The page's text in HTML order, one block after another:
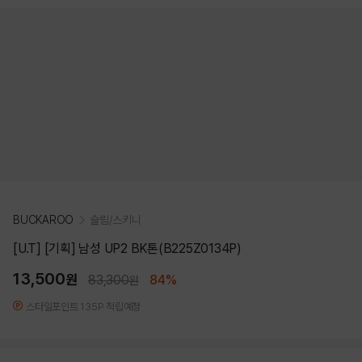
BUCKAROO 슬림/스키니
[U.T] [기획] 남성 UP2 BK톤(B225Z0134P)
13,500원 83,300원 84%
스타일포인트 135P 적립예정